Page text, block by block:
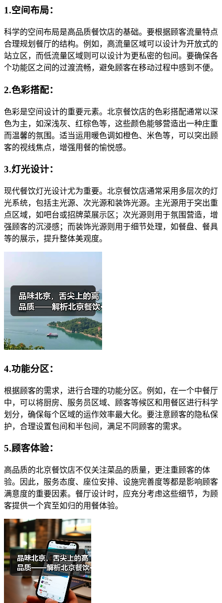
1.空间布局：
科学的空间布局是高品质餐饮店的基础。要根据顾客流量特点
合理规划餐厅的结构。例如，高流量区域可以设计为开放式的
站立区，而低流量区域则可以设计为更私密的包间。要确保各
个功能区之间的过渡流畅，避免顾客在移动过程中感到不便。
2.色彩搭配：
色彩是空间设计的重要元素。北京餐饮店的色彩搭配通常以深
色为主，如深浅灰、红棕色等，这些颜色能够营造出一种庄重
而温馨的氛围。适当运用暖色调如橙色、米色等，可以突出顾
客的视线焦点，增强用餐的愉悦感。
3.灯光设计：
现代餐饮灯光设计尤为重要。北京餐饮店通常采用多层次的灯
光系统，包括主光源、次光源和装饰光源。主光源用于突出重
点区域，如吧台或招牌菜展示区；次光源则用于氛围营造，增
强顾客的沉浸感；而装饰光源则用于细节处理，如餐盘、餐具
等的展示，提升整体美观度。
4.功能分区：
根据顾客的需求，进行合理的功能分区。例如，在一个中餐厅
中，可以将厨房、服务员区域、顾客等候区和用餐区进行科学
划分，确保每个区域的运作效率最大化。要注意顾客的隐私保
护，合理设置包间和半包间，满足不同顾客的需求。
5.顾客体验：
高品质的北京餐饮店不仅关注菜品的质量，更注重顾客的体
验。因此，服务态度、座位安排、设施完善度等都是影响顾客
满意度的重要因素。餐厅设计时，应充分考虑这些细节，为顾
客提供一个宾至如归的用餐体验。